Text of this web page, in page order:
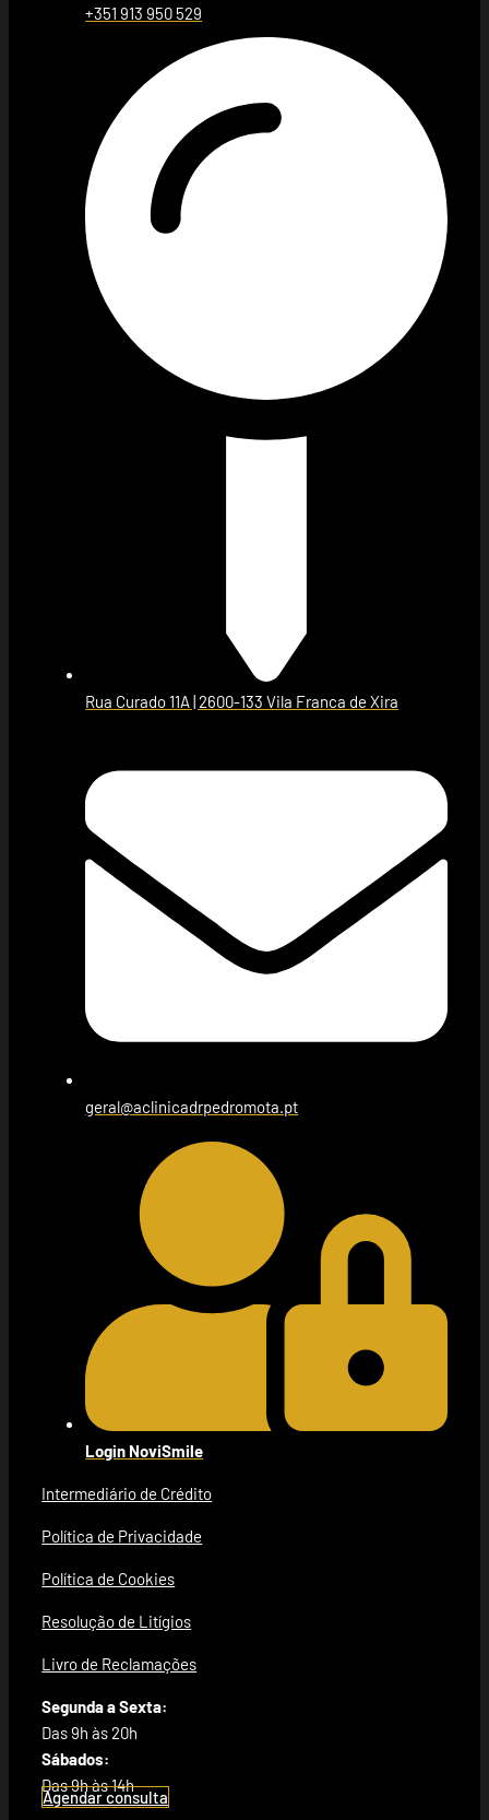
+351 913 950 529
Rua Curado 11A | 2600-133 Vila Franca de Xira
geral@aclinicadrpedromota.pt
Login NoviSmile
Intermediário de Crédito
Política de Privacidade
Política de Cookies
Resolução de Litígios
Livro de Reclamações
Segunda a Sexta:
Das 9h às 20h
Sábados:
Das 9h às 14h
Agendar consulta